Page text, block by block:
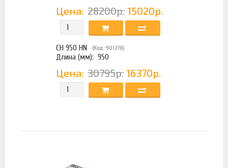
Цена: 28200р. 15020р.
CH 950 HN (Код: 901278)
Длина (мм): 950
Цена: 30795р. 16370р.